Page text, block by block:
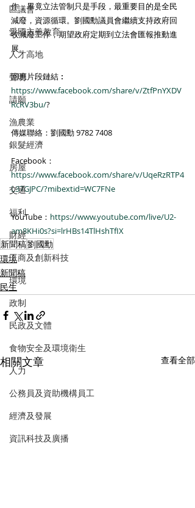
區議會
愛國主義教育
人才高地
聲明
請願
漁農業
銀髮經濟
房屋
交通
福利
財經
工商及創新科技
環境
政制
民政及文體
食物安全及環境衛生
人力
公務員及資助機構員工
經濟及發展
資訊科技及廣播
作，畢竟立法管制只是手段，最重要目的是全民
減廢，資源循環。劉國勳議員會繼續支持政府回
收減廢工作，期望政府定期到立法會匯報推動進
展。
回應片段鏈結︰
https://www.facebook.com/share/v/ZtfPnYXDV
RcRV3bu/?
傳媒聯絡：劉國勳 9782 7408
Facebook：
https://www.facebook.com/share/v/UqeRzRTP4
L37GJPC/?mibextid=WC7FNe
YouTube： https://www.youtube.com/live/U2-
am8KHi0s?si=lrHBs14TlHshTfIX
新聞稿劉國勳
環境
新聞稿
民生
相關文章 查看全部